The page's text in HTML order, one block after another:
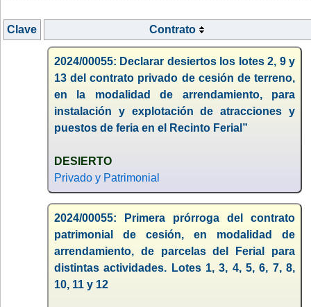
Clave Contrato
2024/00055: Declarar desiertos los lotes 2, 9 y
13 del contrato privado de cesión de terreno,
en la modalidad de arrendamiento, para
instalación y explotación de atracciones y
puestos de feria en el Recinto Ferial”
DESIERTO
Privado y Patrimonial
2024/00055: Primera prórroga del contrato
patrimonial de cesión, en modalidad de
arrendamiento, de parcelas del Ferial para
distintas actividades. Lotes 1, 3, 4, 5, 6, 7, 8,
10, 11 y 12